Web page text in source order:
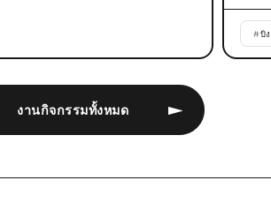
งานกิจกรรมทั้งหมด
#บิ